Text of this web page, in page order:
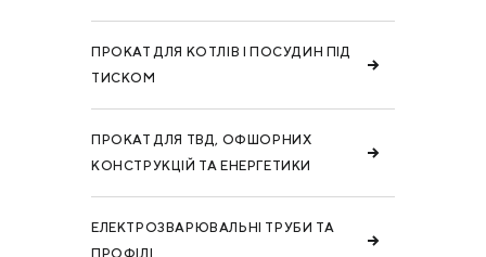
ПРОКАТ ДЛЯ КОТЛІВ І ПОСУДИН ПІД
ТИСКОМ
ПРОКАТ ДЛЯ ТВД, ОФШОРНИХ
КОНСТРУКЦІЙ ТА ЕНЕРГЕТИКИ
ЕЛЕКТРОЗВАРЮВАЛЬНІ ТРУБИ ТА
ПРОФІЛІ